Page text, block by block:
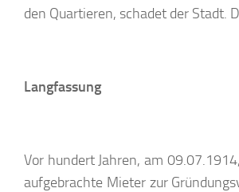
den Quartieren, schadet der Stadt.
Langfassung
Vor hundert Jahren, am
aufgebrachte Mieter zur